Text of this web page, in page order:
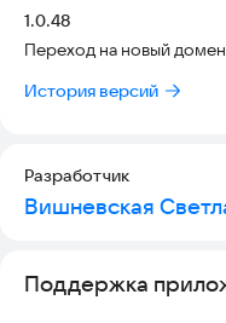
режиме реального
безопасность жителей.
Приложение также
информации.
От оплаты счетов до
Версия:
1.0.48
Переход на новый
История версий
Разработчик
Вишневская
Поддержка